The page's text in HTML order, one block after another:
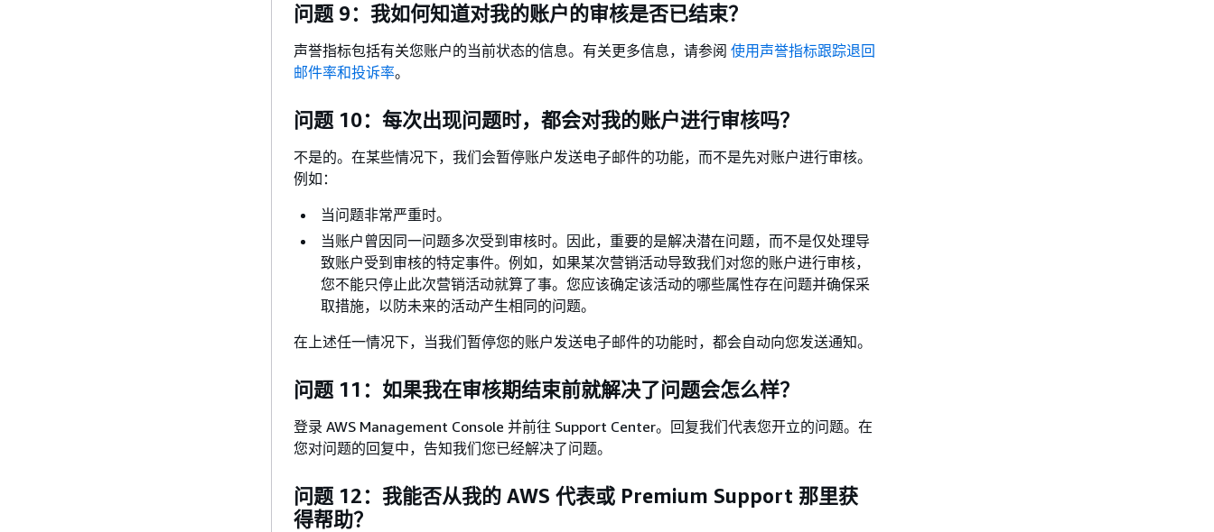
问题 9：我如何知道对我的账户的审核是否已结束？
声誉指标包括有关您账户的当前状态的信息。有关更多信息，请参阅 使用声誉指标跟踪退回
邮件率和投诉率。
问题 10：每次出现问题时，都会对我的账户进行审核吗？
不是的。在某些情况下，我们会暂停账户发送电子邮件的功能，而不是先对账户进行审核。
例如：
当问题非常严重时。
当账户曾因同一问题多次受到审核时。因此，重要的是解决潜在问题，而不是仅处理导
致账户受到审核的特定事件。例如，如果某次营销活动导致我们对您的账户进行审核，
您不能只停止此次营销活动就算了事。您应该确定该活动的哪些属性存在问题并确保采
取措施，以防未来的活动产生相同的问题。
在上述任一情况下，当我们暂停您的账户发送电子邮件的功能时，都会自动向您发送通知。
问题 11：如果我在审核期结束前就解决了问题会怎么样？
登录 AWS Management Console 并前往 Support Center。回复我们代表您开立的问题。在
您对问题的回复中，告知我们您已经解决了问题。
问题 12：我能否从我的 AWS 代表或 Premium Support 那里获
得帮助？